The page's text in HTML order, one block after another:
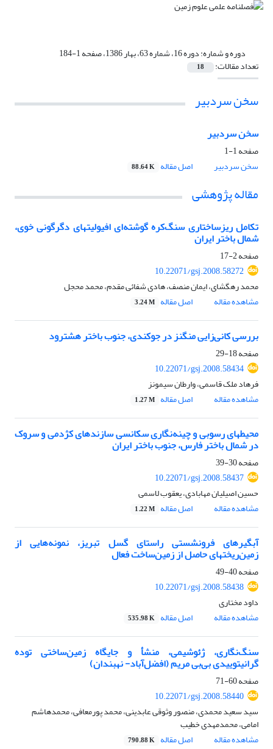
دوره و شماره:دوره 16، شماره 63، بهار 1386، صفحه 1-184
تعداد مقالات: 18
سخن سردبیر
سخن سردبیر
صفحه1-1
سخن سردبیر
اصل مقاله 88.64 K
مقاله پژوهشی
تکامل ریزساختاری سنگ‌کره گوشته‌ای افیولیتهای دگرگونی خوی،
شمال باختر ایران
صفحه2-17
10.22071/gsj.2008.58272
محمد رهگشای، ایمان منصف، هادی شفائی مقدم، محمد محجل
مشاهده مقاله
اصل مقاله 3.24 M
بررسی کانی‌زایی منگنز در جوکندی، جنوب باختر هشترود
صفحه18-29
10.22071/gsj.2008.58434
فرهاد ملک قاسمی، وارطان سیمونز
مشاهده مقاله
اصل مقاله 1.27 M
محیطهای رسوبی و چینه‌‌نگاری سکانسی سازندهای کژدمی و سروک
در شمال باختر فارس، جنوب باختر ایران
صفحه30-39
10.22071/gsj.2008.58437
حسین اصیلیان مها‌بادی، یعقوب لاسمی
مشاهده مقاله
اصل مقاله 1.22 M
آبگیرهای فرونشستی راستای گسل تبریز، نمونه‌هایی از
زمین‌ریختهای حاصل از زمین‌ساخت فعال
صفحه40-49
10.22071/gsj.2008.58438
داود مختاری
مشاهده مقاله
اصل مقاله 535.98 K
سنگ‌نگاری، ژئوشیمی، منشأ‌‌ و جایگاه زمین‌ساختی توده
گرانیتوییدی بی‌بی مریم (افضل‌آباد- نهبندان)
صفحه60-71
10.22071/gsj.2008.58440
سید ‌سعید محمدی، منصور وثوقی عابدینی، محمد پورمعافی، محمدهاشم
امامی، محمدمهدی خطیب
مشاهده مقاله
اصل مقاله 790.88 K